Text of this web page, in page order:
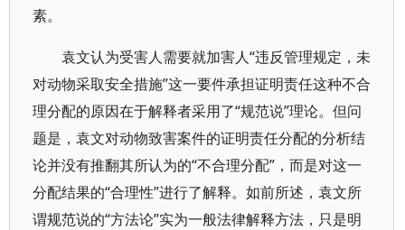
素。
袁文认为受害人需要就加害人“违反管理规定，未
对动物采取安全措施”这一要件承担证明责任这种不合
理分配的原因在于解释者采用了“规范说”理论。但问
题是，袁文对动物致害案件的证明责任分配的分析结
论并没有推翻其所认为的“不合理分配”，而是对这一
分配结果的“合理性”进行了解释。如前所述，袁文所
谓规范说的“方法论”实为一般法律解释方法，只是明